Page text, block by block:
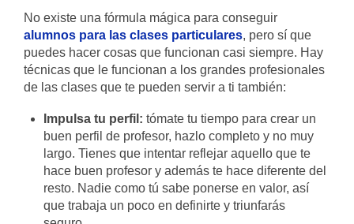
No existe una fórmula mágica para conseguir
alumnos para las clases particulares, pero sí que
puedes hacer cosas que funcionan casi siempre. Hay
técnicas que le funcionan a los grandes profesionales
de las clases que te pueden servir a ti también:
Impulsa tu perfil: tómate tu tiempo para crear un
buen perfil de profesor, hazlo completo y no muy
largo. Tienes que intentar reflejar aquello que te
hace buen profesor y además te hace diferente del
resto. Nadie como tú sabe ponerse en valor, así
que trabaja un poco en definirte y triunfarás